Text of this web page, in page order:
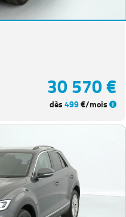
30 570 €
dès499€/mois